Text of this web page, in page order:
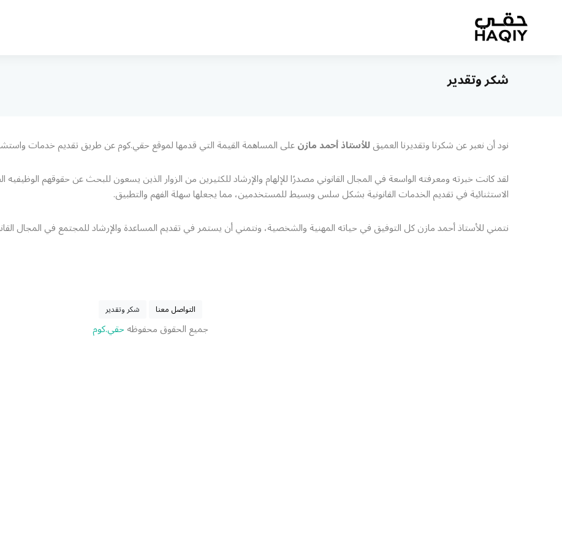
شكر وتقدير
نود أن نعبر عن شكرنا وتقديرنا العميقللأستاذ أحمد مازنعلى المساهمة القيمة التي قدمها لموقع حقي.كوم عن طريق تقديم خدمات
لقد كانت خبرته ومعرفته الواسعة في المجال القانوني مصدرًا للإلهام والإرشاد للكثيرين من الزوار الذين يسعون للبحث عن حقوقهم الوظيفيه
الاستثنائية في تقديم الخدمات القانونية بشكل سلس وبسيط للمستخدمين، مما يجعلها سهلة الفهم والتطبيق.
نتمني للأستاذ أحمد مازن كل التوفيق في حياته المهنية والشخصية، ونتمني أن يستمر في تقديم المساعدة والإرشاد للمجتمع في المجال
التواصل معنا شكر وتقدير
جميع الحقوق محفوظهحقي.كوم